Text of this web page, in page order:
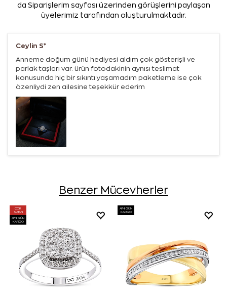
da Siparişlerim sayfası üzerinden görüşlerini paylaşan
üyelerimiz tarafından oluşturulmaktadır.
Ceylin S*
Anneme doğum günü hediyesi aldım çok gösterişli ve
parlak taşları var. ürün fotodakinin aynısı teslimat
konusunda hiç bir sıkıntı yaşamadım paketleme ise çok
özenliydi zen ailesine teşekkür ederim
Benzer Mücevherler
ÇOK
SATAN
AYNI GÜN
KARGO
AYNI GÜN
KARGO